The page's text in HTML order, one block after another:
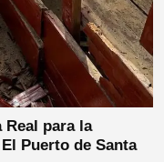
Real para la
Puerto de Santa